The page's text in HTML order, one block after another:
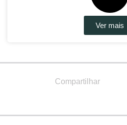
Ver mais
Compartilhar